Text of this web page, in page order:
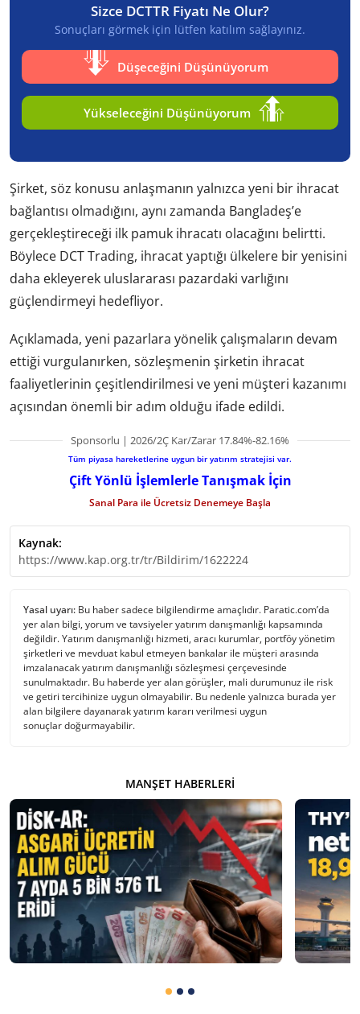
Sizce DCTTR Fiyatı Ne Olur?
Sonuçları görmek için lütfen katılım sağlayınız.
Düşeceğini Düşünüyorum
Yükseleceğini Düşünüyorum
Şirket, söz konusu anlaşmanın yalnızca yeni bir ihracat
bağlantısı olmadığını, aynı zamanda Bangladeş’e
gerçekleştireceği ilk pamuk ihracatı olacağını belirtti.
Böylece DCT Trading, ihracat yaptığı ülkelere bir yenisini
daha ekleyerek uluslararası pazardaki varlığını
güçlendirmeyi hedefliyor.
Açıklamada, yeni pazarlara yönelik çalışmaların devam
ettiği vurgulanırken, sözleşmenin şirketin ihracat
faaliyetlerinin çeşitlendirilmesi ve yeni müşteri kazanımı
açısından önemli bir adım olduğu ifade edildi.
Sponsorlu | 2026/2Ç Kar/Zarar 17.84%-82.16%
Tüm piyasa hareketlerine uygun bir yatırım stratejisi var.
Çift Yönlü İşlemlerle Tanışmak İçin
Sanal Para ile Ücretsiz Denemeye Başla
Kaynak:
https://www.kap.org.tr/tr/Bildirim/1622224
Yasal uyarı: Bu haber sadece bilgilendirme amaçlıdır. Paratic.com’da
yer alan bilgi, yorum ve tavsiyeler yatırım danışmanlığı kapsamında
değildir. Yatırım danışmanlığı hizmeti, aracı kurumlar, portföy yönetim
şirketleri ve mevduat kabul etmeyen bankalar ile müşteri arasında
imzalanacak yatırım danışmanlığı sözleşmesi çerçevesinde
sunulmaktadır. Bu haberde yer alan görüşler, mali durumunuz ile risk
ve getiri tercihinize uygun olmayabilir. Bu nedenle yalnızca burada yer
alan bilgilere dayanarak yatırım kararı verilmesi uygun
sonuçlar doğurmayabilir.
MANŞET HABERLERI